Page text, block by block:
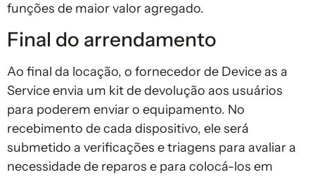
funções de maior valor agregado.
Final do arrendamento
Ao final da locação, o fornecedor de Device as a
Service envia um kit de devolução aos usuários
para poderem enviar o equipamento. No
recebimento de cada dispositivo, ele será
submetido a verificações e triagens para avaliar a
necessidade de reparos e para colocá-los em